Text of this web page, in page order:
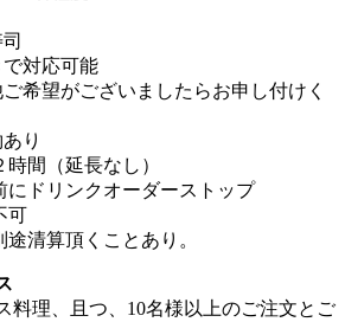
対応可能
希望がございましたらお申し付けく
り
間（延長なし）
ドリンクオーダーストップ
可
清算頂くことあり。
料理、且つ、10名様以上のご注文とご